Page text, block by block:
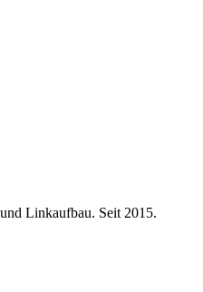
Linkaufbau. Seit 2015.